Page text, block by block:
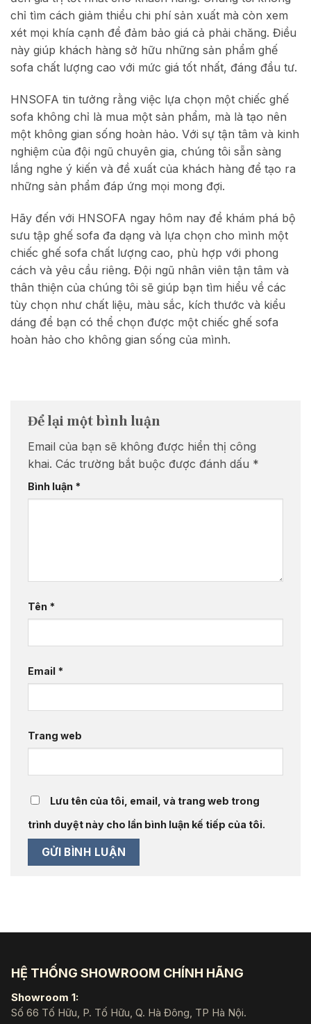
chỉ tìm cách giảm thiểu chi phí sản xuất mà còn xem
xét mọi khía cạnh để đảm bảo giá cả phải chăng. Điều
này giúp khách hàng sở hữu những sản phẩm ghế
sofa chất lượng cao với mức giá tốt nhất, đáng đầu tư.
HNSOFA tin tưởng rằng việc lựa chọn một chiếc ghế
sofa không chỉ là mua một sản phẩm, mà là tạo nên
một không gian sống hoàn hảo. Với sự tận tâm và kinh
nghiệm của đội ngũ chuyên gia, chúng tôi sẵn sàng
lắng nghe ý kiến ​​và đề xuất của khách hàng để tạo ra
những sản phẩm đáp ứng mọi mong đợi.
Hãy đến với HNSOFA ngay hôm nay để khám phá bộ
sưu tập ghế sofa đa dạng và lựa chọn cho mình một
chiếc ghế sofa chất lượng cao, phù hợp với phong
cách và yêu cầu riêng. Đội ngũ nhân viên tận tâm và
thân thiện của chúng tôi sẽ giúp bạn tìm hiểu về các
tùy chọn như chất liệu, màu sắc, kích thước và kiểu
dáng để bạn có thể chọn được một chiếc ghế sofa
hoàn hảo cho không gian sống của mình.
Để lại một bình luận
Email của bạn sẽ không được hiển thị công
khai. Các trường bắt buộc được đánh dấu *
Bình luận *
Tên *
Email *
Trang web
Lưu tên của tôi, email, và trang web trong
trình duyệt này cho lần bình luận kế tiếp của tôi.
HỆ THỐNG SHOWROOM CHÍNH HÃNG
Showroom 1:
Số 66 Tố Hữu, P. Tố Hữu, Q. Hà Đông, TP Hà Nội.